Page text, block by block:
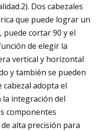
Dos cabezales
que puede lograr un
puede cortar 90 y el
de elegir la
vertical y horizontal
y también se pueden
cabezal adopta el
integración del
componentes
alta precisión para